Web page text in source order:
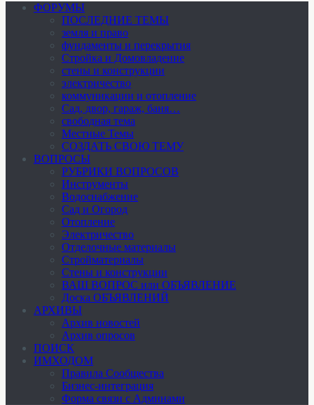
ФОРУМЫ
ПОСЛЕДНИЕ ТЕМЫ
земля и право
фундаменты и перекрытия
Стройка и Домовладение
стены и конструкции
электричество
коммуникации и отопление
Cад, двор, гараж, баня…
свободная тема
Местные Темы
СОЗДАТЬ СВОЮ ТЕМУ
ВОПРОСЫ
РУБРИКИ ВОПРОСОВ
Инструменты
Водоснабжение
Сад и Огород
Отопление
Электричество
Отделочные материалы
Стройматериалы
Стены и конструкции
ВАШ ВОПРОС или ОБЪЯВЛЕНИЕ
Доска ОБЪЯВЛЕНИЙ
АРХИВЫ
Архив новостей
Архив опросов
ПОИСК
ИМХОДОМ
Правила Сообщества
Бизнес-интеграция
Форма связи с Админами